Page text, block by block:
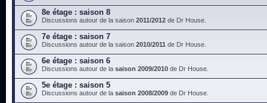
8e étage : saison 8
Discussions autour de la saison 2011/2012 de Dr House.
7e étage : saison 7
Discussions autour de la saison 2010/2011 de Dr House.
6e étage : saison 6
Discussions autour de la saison 2009/2010 de Dr House.
5e étage : saison 5
Discussions autour de la saison 2008/2009 de Dr House.